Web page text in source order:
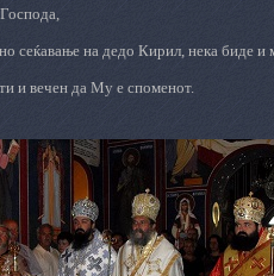
сеќавање на дедо Кирил, нека биде и
и вечен да Му е споменот.